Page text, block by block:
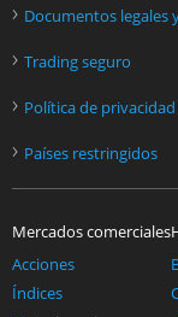
› Documentos legales
› Trading seguro
› Política de privacidad
› Países restringidos
Mercados comerciales
Acciones
Índices